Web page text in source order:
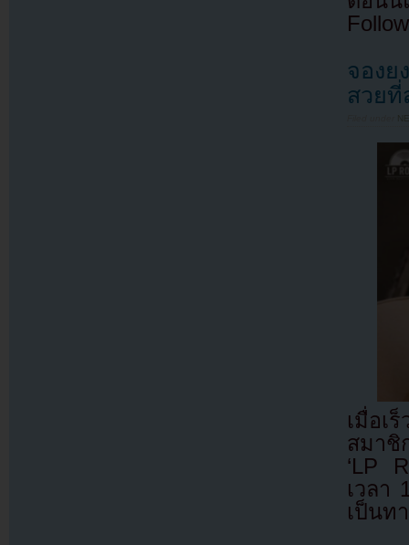
จองย
สวยที่
เมื่อเ
สมาชิ
‘LP
เวลา
เป็นท